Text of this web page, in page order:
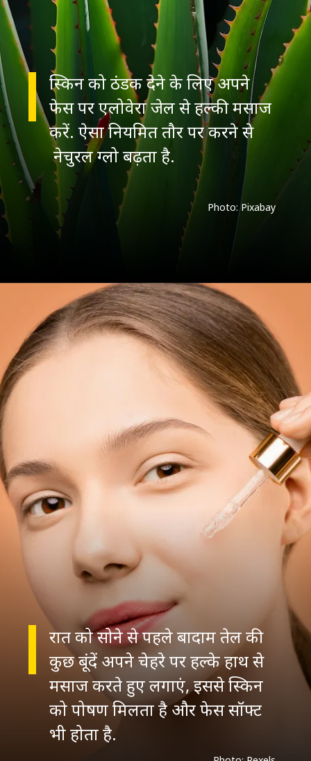
स्किन को ठंडक देने के लिए अपने
फेस पर एलोवेरा जेल से हल्की मसाज
करें. ऐसा नियमित तौर पर करने से
Photo: Pixabay
रात को सोने से पहले बादाम तेल की
कुछ बूंदें अपने चेहरे पर हल्के हाथ से
मसाज करते हुए लगाएं, इससे स्किन
को पोषण मिलता है और फेस सॉफ्ट